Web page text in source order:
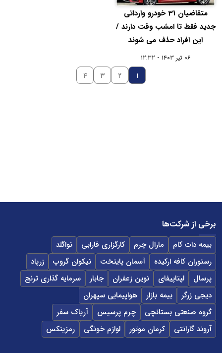
متقاضیان 31 خودرو وارداتی
جدید فقط تا امشب وقت دارند /
این افراد حذف می شوند
۰۶ تیر ۱۴۰۳ - ۱۲:۳۲
۱ ۲ ۳ ۴
برخی از شرکت‌ها
بیمه دات کام مارال چرم کارگزاری فارابی
نواگلد
رستوران کافه ارکیده
آسمان پایتخت نیکوان گروپ
زرپاد
پرسال
لپتاپیفای نوین زعفران جابار
سرمایه گذاری ترنج
دیجی زرگر
بیمه بازار
هواپیمایی سپهران
گروه صنعتی بستانچی
چرم پرسیس
آریاک سفر
آروند گارانتی
کرمان موتور لوازم خونگی رمزینکس